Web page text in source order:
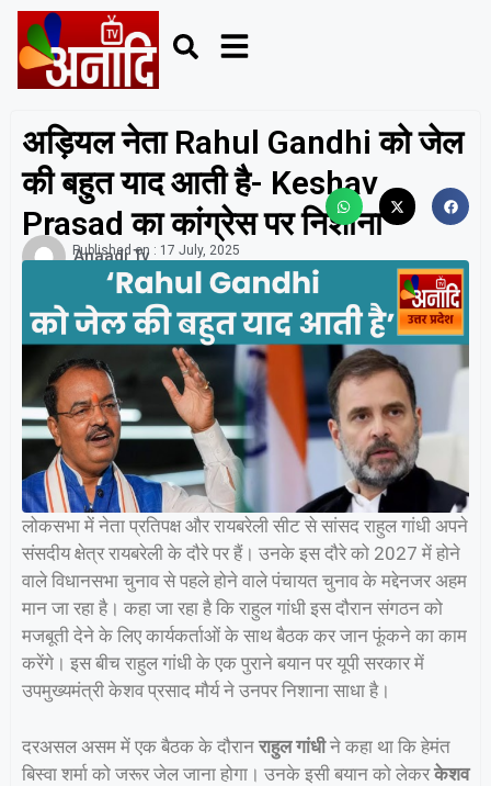
अड़ियल नेता Rahul Gandhi को जेल
की बहुत याद आती है- Keshav
Prasad का कांग्रेस पर निशाना
Anaadi Tv
Published on : 17 July, 2025
लोकसभा में नेता प्रतिपक्ष और रायबरेली सीट से सांसद राहुल गांधी अपने
संसदीय क्षेत्र रायबरेली के दौरे पर हैं। उनके इस दौरे को 2027 में होने
वाले विधानसभा चुनाव से पहले होने वाले पंचायत चुनाव के मद्देनजर अहम
मान जा रहा है। कहा जा रहा है कि राहुल गांधी इस दौरान संगठन को
मजबूती देने के लिए कार्यकर्ताओं के साथ बैठक कर जान फूंकने का काम
करेंगे। इस बीच राहुल गांधी के एक पुराने बयान पर यूपी सरकार में
उपमुख्यमंत्री केशव प्रसाद मौर्य ने उनपर निशाना साधा है।
दरअसल असम में एक बैठक के दौरान राहुल गांधीने कहा था कि हेमंत
बिस्वा शर्मा को जरूर जेल जाना होगा। उनके इसी बयान को लेकरकेशव